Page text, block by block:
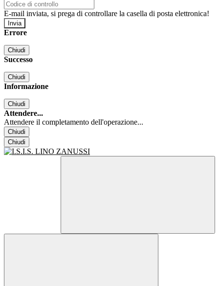
E-mail inviata, si prega di controllare la casella di posta elettronica!
Errore
Chiudi
Successo
Chiudi
Informazione
Chiudi
Attendere...
Attendere il completamento dell'operazione...
Chiudi
Chiudi